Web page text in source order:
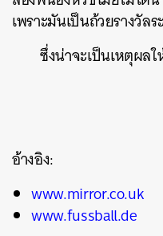
เพราะมันเป็นถ้วยรางวัล
ซึ่งน่าจะเป็นเหตุผล
อ้างอิง:
www.mirror.co.uk
www.fussball.de